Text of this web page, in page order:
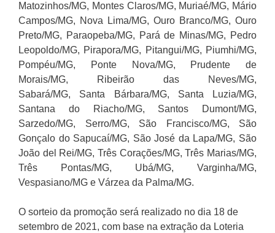
Matozinhos/MG, Montes Claros/MG, Muriaé/MG, Mário
Campos/MG, Nova Lima/MG, Ouro Branco/MG, Ouro
Preto/MG, Paraopeba/MG, Pará de Minas/MG, Pedro
Leopoldo/MG, Pirapora/MG, Pitangui/MG, Piumhi/MG,
Pompéu/MG, Ponte Nova/MG, Prudente de
Morais/MG, Ribeirão das Neves/MG,
Sabará/MG, Santa Bárbara/MG, Santa Luzia/MG,
Santana do Riacho/MG, Santos Dumont/MG,
Sarzedo/MG, Serro/MG, São Francisco/MG, São
Gonçalo do Sapucaí/MG, São José da Lapa/MG, São
João del Rei/MG, Três Corações/MG, Três Marias/MG,
Três Pontas/MG, Ubá/MG, Varginha/MG,
Vespasiano/MG e Várzea da Palma/MG.
O sorteio da promoção será realizado no dia 18 de
setembro de 2021, com base na extração da Loteria